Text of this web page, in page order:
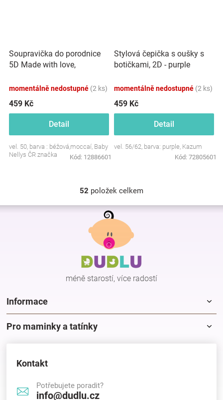
Soupravička do porodnice
5D Made with love,
momentálně nedostupné (2 ks)
459 Kč
Detail
vel. 50, barva : béžová,moccaí, Baby
Nellys ČR značka
Kód: 12886601
Stylová čepička s oušky s
botičkami, 2D - purple
momentálně nedostupné (2 ks)
459 Kč
Detail
vel. 56/62, barva: purple, Kazum
Kód: 72805601
O
v
l
d
a
c
í
p
r
52 položek celkem
Z
méně starostí, více radostí
Informace
Pro maminky a tatínky
Kontakt
Potřebujete poradit?
info@dudlu.cz